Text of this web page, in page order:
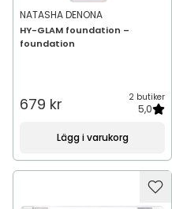
NATASHA DENONA
HY-GLAM foundation –
foundation
679 kr 2 butiker
5,0
Lägg i varukorg